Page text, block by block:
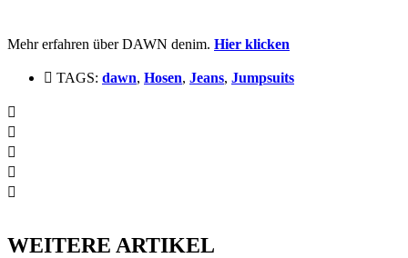
Mehr erfahren über DAWN denim. Hier klicken
TAGS: dawn, Hosen, Jeans, Jumpsuits
WEITERE ARTIKEL